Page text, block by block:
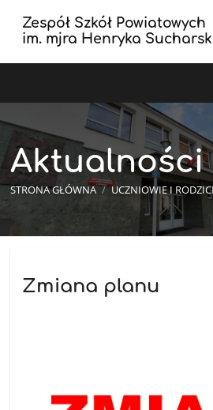
Zespół Szkół Powiatowych
im. mjra Henryka
Aktualności
STRONA GŁÓWNA / UCZNIOWIE I
Zmiana planu